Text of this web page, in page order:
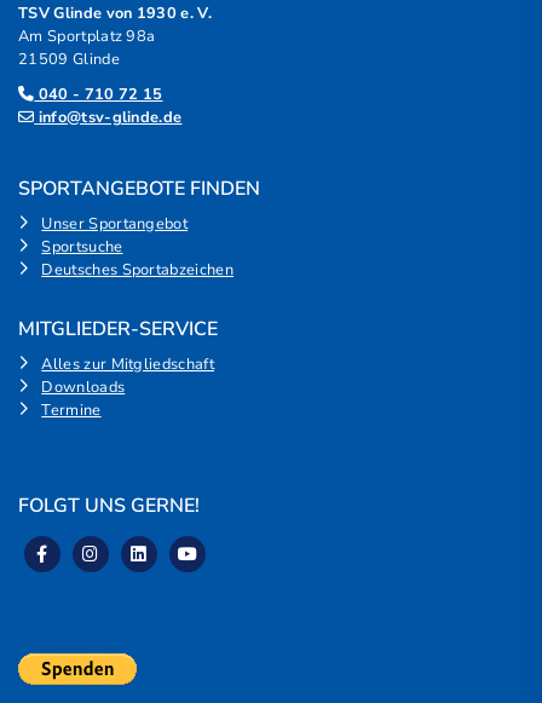
TSV Glinde von 1930 e. V.
Am Sportplatz 98a
21509 Glinde
040 - 710 72 15
info@tsv-glinde.de
SPORTANGEBOTE FINDEN
Unser Sportangebot
Sportsuche
Deutsches Sportabzeichen
MITGLIEDER-SERVICE
Alles zur Mitgliedschaft
Downloads
Termine
FOLGT UNS GERNE!